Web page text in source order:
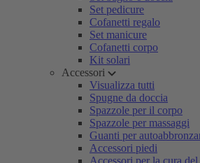
Set pedicure
Cofanetti regalo
Set manicure
Cofanetti corpo
Kit solari
Accessori
Visualizza tutti
Spugne da doccia
Spazzole per il corpo
Spazzole per massaggi
Guanti per
Accessori piedi
Accessori per la cura